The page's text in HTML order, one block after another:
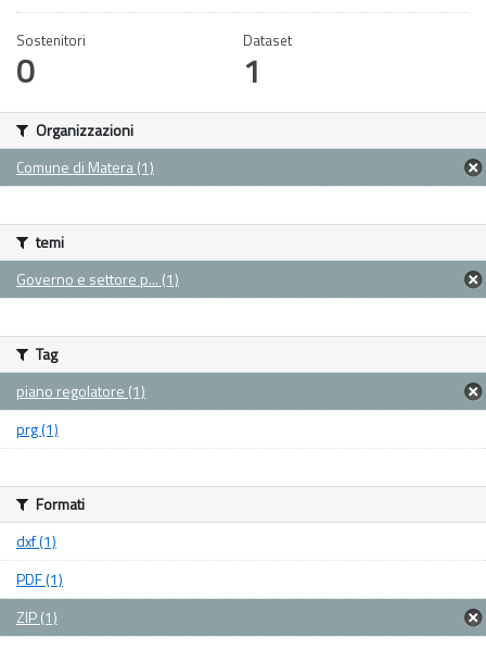
Sostenitori
0
Dataset
1
Organizzazioni
Comune di Matera (1)
temi
Governo e settore p... (1)
Tag
piano regolatore (1)
prg (1)
Formati
dxf (1)
PDF (1)
ZIP (1)